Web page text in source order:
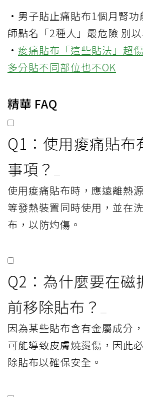
· 男子貼止痛貼布1個月腎
師點名「2種人」最危險 別
· 痠痛貼布「這些貼法」超
多分貼不同部位也不OK
精華 FAQ
Q1：使用痠痛貼布
事項？
使用痠痛貼布時，應遠離熱
等發熱裝置同時使用，並在
布，以防灼傷。
Q2：為什麼要在磁
前移除貼布？
因為某些貼布含有金屬成分
可能導致皮膚燒燙傷，因此
除貼布以確保安全。